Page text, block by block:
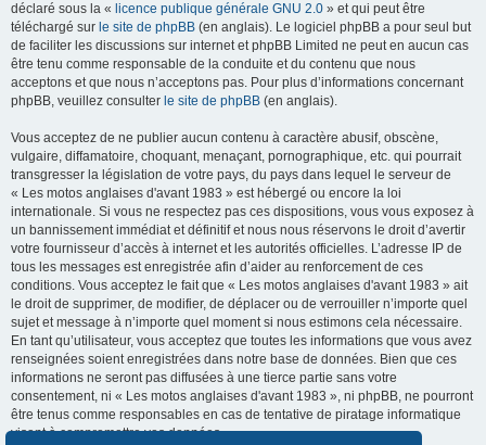
déclaré sous la « licence publique générale GNU 2.0 » et qui peut être
téléchargé sur le site de phpBB (en anglais). Le logiciel phpBB a pour seul but
de faciliter les discussions sur internet et phpBB Limited ne peut en aucun cas
être tenu comme responsable de la conduite et du contenu que nous
acceptons et que nous n’acceptons pas. Pour plus d’informations concernant
phpBB, veuillez consulter le site de phpBB (en anglais).
Vous acceptez de ne publier aucun contenu à caractère abusif, obscène,
vulgaire, diffamatoire, choquant, menaçant, pornographique, etc. qui pourrait
transgresser la législation de votre pays, du pays dans lequel le serveur de
« Les motos anglaises d'avant 1983 » est hébergé ou encore la loi
internationale. Si vous ne respectez pas ces dispositions, vous vous exposez à
un bannissement immédiat et définitif et nous nous réservons le droit d’avertir
votre fournisseur d’accès à internet et les autorités officielles. L’adresse IP de
tous les messages est enregistrée afin d’aider au renforcement de ces
conditions. Vous acceptez le fait que « Les motos anglaises d'avant 1983 » ait
le droit de supprimer, de modifier, de déplacer ou de verrouiller n’importe quel
sujet et message à n’importe quel moment si nous estimons cela nécessaire.
En tant qu’utilisateur, vous acceptez que toutes les informations que vous avez
renseignées soient enregistrées dans notre base de données. Bien que ces
informations ne seront pas diffusées à une tierce partie sans votre
consentement, ni « Les motos anglaises d'avant 1983 », ni phpBB, ne pourront
être tenus comme responsables en cas de tentative de piratage informatique
visant à compromettre vos données.